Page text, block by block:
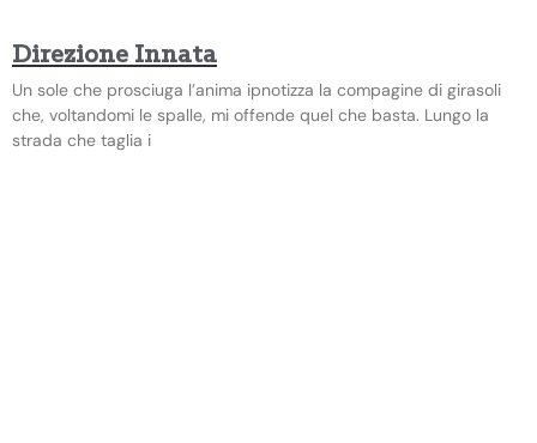
Direzione Innata
Un sole che prosciuga l’anima ipnotizza la compagine di girasoli
che, voltandomi le spalle, mi offende quel che basta. Lungo la
strada che taglia i